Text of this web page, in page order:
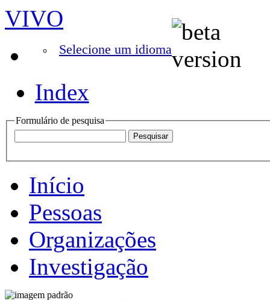
VIVO
Selecione um idioma
Index
Formulário de pesquisa
Início
Pessoas
Organizações
Investigação